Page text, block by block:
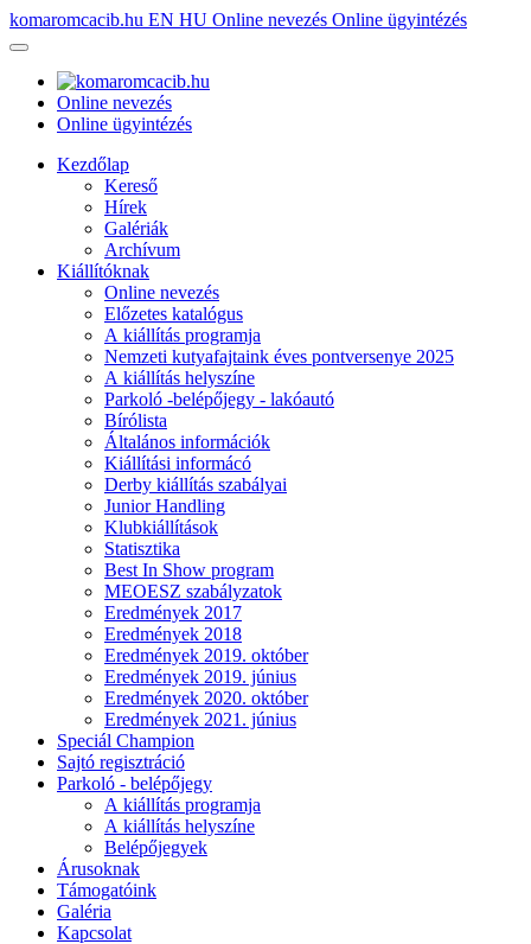
komaromcacib.hu EN HU Online nevezés Online ügyintézés
Online nevezés
Online ügyintézés
Kezdőlap
Kereső
Hírek
Galériák
Archívum
Kiállítóknak
Online nevezés
Előzetes katalógus
A kiállítás programja
Nemzeti kutyafajtaink éves pontversenye 2025
A kiállítás helyszíne
Parkoló -belépőjegy - lakóautó
Bírólista
Általános információk
Kiállítási informácó
Derby kiállítás szabályai
Junior Handling
Klubkiállítások
Statisztika
Best In Show program
MEOESZ szabályzatok
Eredmények 2017
Eredmények 2018
Eredmények 2019. október
Eredmények 2019. június
Eredmények 2020. október
Eredmények 2021. június
Speciál Champion
Sajtó regisztráció
Parkoló - belépőjegy
A kiállítás programja
A kiállítás helyszíne
Belépőjegyek
Árusoknak
Támogatóink
Galéria
Kapcsolat